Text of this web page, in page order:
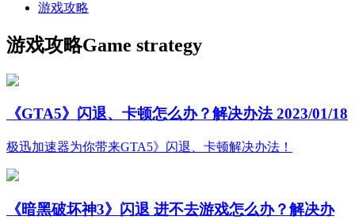
游戏攻略
游戏攻略Game strategy
《GTA5》闪退、卡顿怎么办？解决办法 2023/01/18
极迅加速器为你带来GTA5》闪退、卡顿解决办法！
《暗黑破坏神3》闪退 进不去游戏怎么办？解决办